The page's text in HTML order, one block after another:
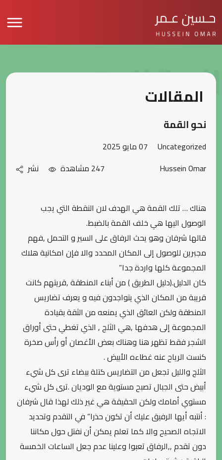
المقالات
المقالات
نحو القمة
Uncategorized
07 مايو 2025
Hussein Omar
247 مشاهدة نشر
هناك … تلك القمة هي الهدف لان النقطة التي يجب
الوصول اليها هي خلف القمة بالضبط.
قالها شرفان وهو يحث الرفاق على السير و التحمل ,فهم
مجبرين للوصول إلى المكان المحدد والا فإن امكانية هلاك
المجموعة كلها واردة جدا”
كان الدليل.(دليل الطريق ) من أبناء المنطقة ,قريتهم كانت
قريبة من المكان الذي يتواجدون فيه و يعرف تضاريس
المنطقة ولكن العائق الذي يمنعه من الثقة بقيادة
المجموعة إلى هدفها ,هي الثلج , الذي تغطي حتى أوراق
الشجر فقط تظهر هنا وهناك بعض الأغصان أو رأس صخرة
كنست الرياح عنه غطاءه الأبيض .
الثلج والليل تجعل من التضاريس كتلة بيضاء ترى كل شيء
أبيض حتى الجبال تصبح مستوية مع الوديان .ترى كل شيء
مستوي أمامك ولكن الحقيقة هي غير ذلك لهذا قال شرفان
: أنتبه أيها الرفيق عليك أن تكون حذرا” في التقدم وتحديد
الاتجاه الصحيح والا كما تعلم يمكن أن نفتل حول مكاننا
دون تقدم ,,الرفاق تعبوا وعلينا عدم جعل الساعات الخمسة